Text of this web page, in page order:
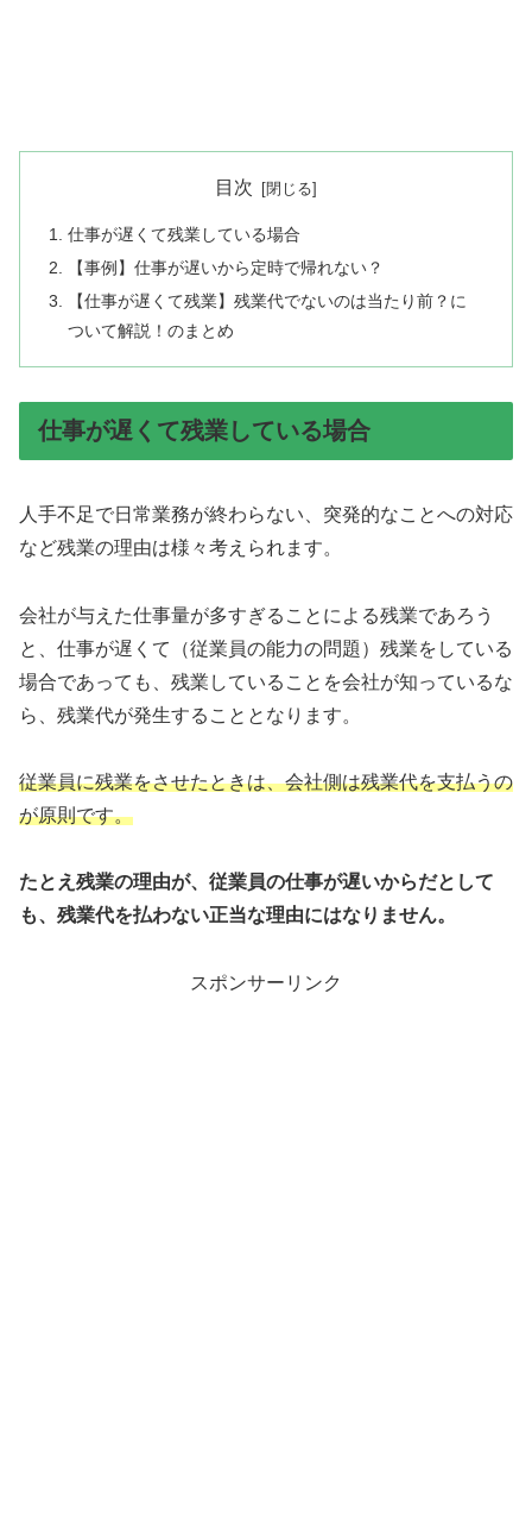
目次
仕事が遅くて残業している場合
【事例】仕事が遅いから定時で帰れない？
【仕事が遅くて残業】残業代でないのは当たり前？に
ついて解説！のまとめ
仕事が遅くて残業している場合
人手不足で日常業務が終わらない、突発的なことへの対応
など残業の理由は様々考えられます。
会社が与えた仕事量が多すぎることによる残業であろう
と、仕事が遅くて（従業員の能力の問題）残業をしている
場合であっても、残業していることを会社が知っているな
ら、残業代が発生することとなります。
従業員に残業をさせたときは、会社側は残業代を支払うの
が原則です。
たとえ残業の理由が、従業員の仕事が遅いからだとして
も、残業代を払わない正当な理由にはなりません。
スポンサーリンク